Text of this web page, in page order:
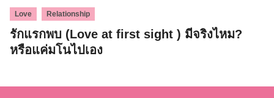
Love Relationship
รักแรกพบ (Love at first sight ) มีจริงไหม?
หรือแค่มโนไปเอง